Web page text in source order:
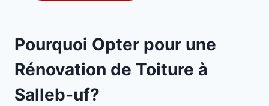
Pourquoi Opter pour une
Rénovation de Toiture à
Salleb-uf?